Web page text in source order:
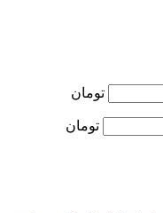
تومان
تومان